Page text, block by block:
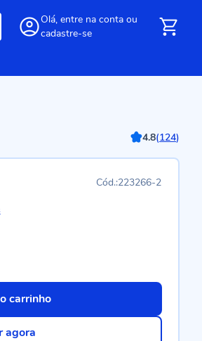
Olá, entre na conta ou
cadastre-se
4.8(124)
223266-2
carrinho
agora